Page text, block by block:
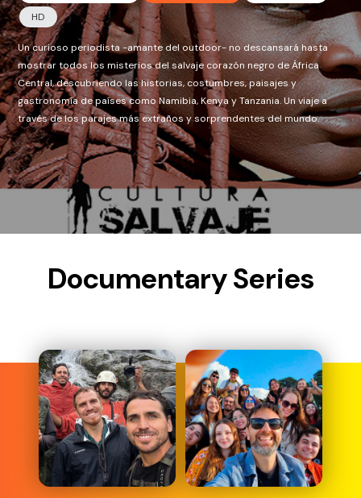
HD
Un curioso periodista -amante del outdoor- no descansará hasta
mostrar todos los misterios del salvaje corazón negro de África
Central, descubriendo las historias, costumbres, paisajes y
gastronomía de países como Namibia, Kenya y Tanzania. Un viaje a
través de los parajes más extraños y sorprendentes del mundo.
Documentary Series